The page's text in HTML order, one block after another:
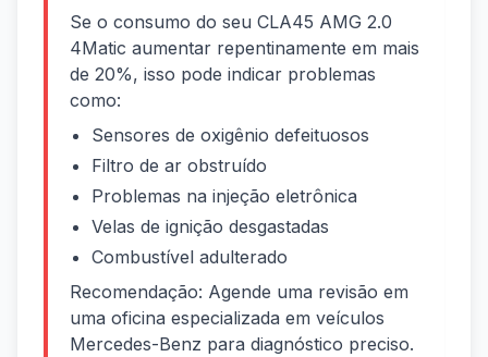
Se o consumo do seu CLA45 AMG 2.0
4Matic aumentar repentinamente em mais
de 20%, isso pode indicar problemas
como:
Sensores de oxigênio defeituosos
Filtro de ar obstruído
Problemas na injeção eletrônica
Velas de ignição desgastadas
Combustível adulterado
Recomendação: Agende uma revisão em
uma oficina especializada em veículos
Mercedes-Benz para diagnóstico preciso.